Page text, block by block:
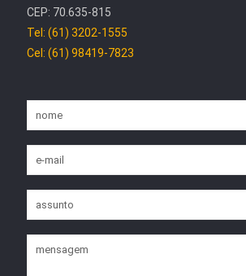
CEP: 70.635-815
Tel: (61) 3202-1555
Cel: (61) 98419-7823